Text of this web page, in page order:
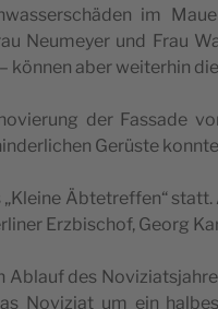
im
Neu­mey­er und Frau
kön­nen aber wei­ter­hin
der Fas­sa­de
Gerüs­te
„Klei­ne Äbte­tref­fen“
Erz­bi­schof, Georg
Ablauf des
Novi­zi­at um ein